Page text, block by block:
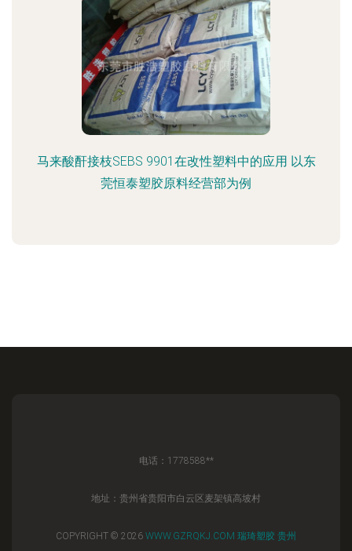
马来酸酐接枝SEBS 9901在改性塑料中的应用 以东
莞恒泰塑胶原料经营部为例
电话：1778588**
地址：贵州省贵阳市白云区麦架镇高坡村
COPYRIGHT © 2026 WWW.GZRQKJ.COM 瑞琦塑胶 贵州